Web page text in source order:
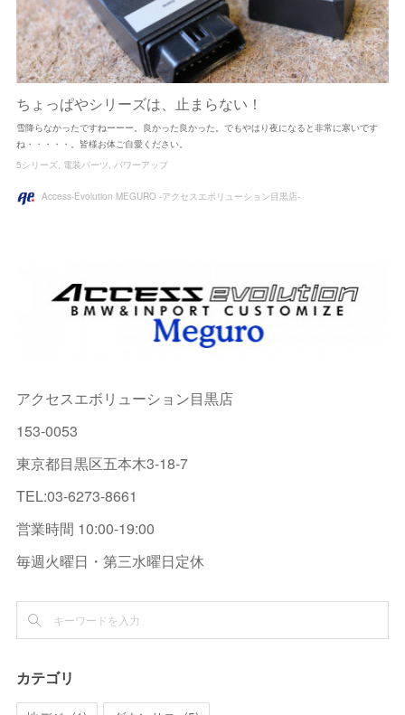
ちょっぱやシリーズは、止まらない！
雪降らなかったですねーーー。良かった良かった。でもやはり夜になると非常に寒いです
ね・・・・・。皆様お体ご自愛ください。
5シリーズ 電装パーツ パワーアップ
Access-Evolution MEGURO -アクセスエボリューション目黒店-
アクセスエボリューション目黒店
153-0053
東京都目黒区五本木3-18-7
TEL:03-6273-8661
営業時間 10:00-19:00
毎週火曜日・第三水曜日定休
カテゴリ